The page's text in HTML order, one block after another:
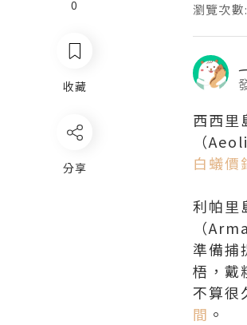
瀏覽次數
西西里
（
白蟻價
利帕里
（
準備捕
梧，戴
不算很
間 。
0
收藏
分享